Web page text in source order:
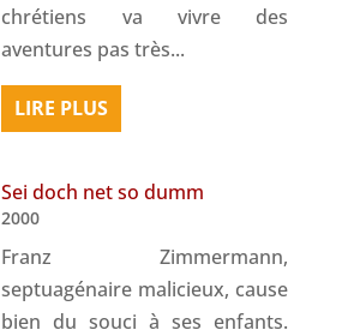
chrétiens va vivre des
aventures pas très...
LIRE PLUS
Sei doch net so dumm
2000
Franz Zimmermann,
septuagénaire malicieux, cause
bien du souci à ses enfants.